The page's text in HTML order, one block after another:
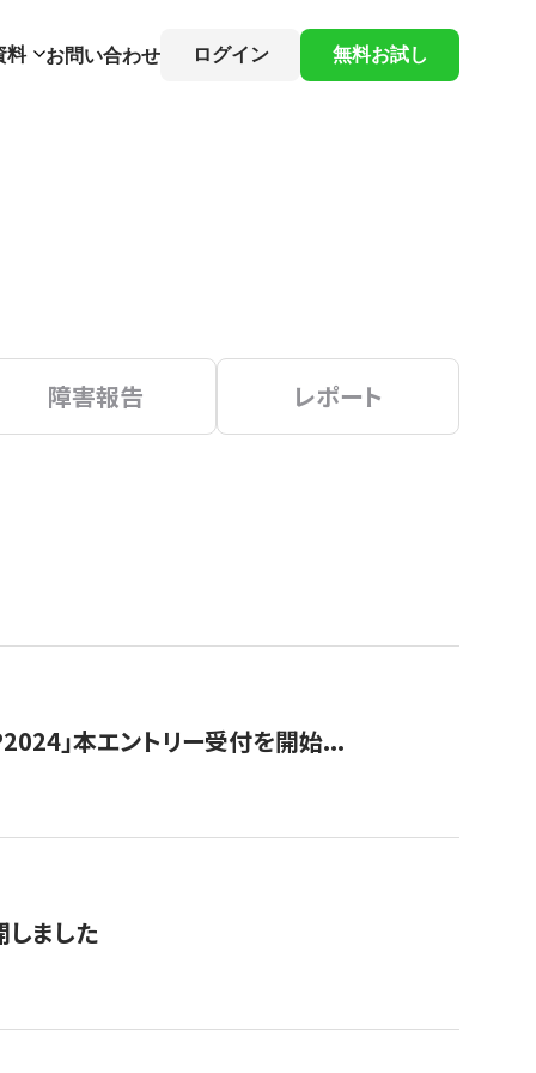
料 お問い合わせ ログイン 無料お試し
障害報告 レポート
」本エントリー受付を開始...
しました